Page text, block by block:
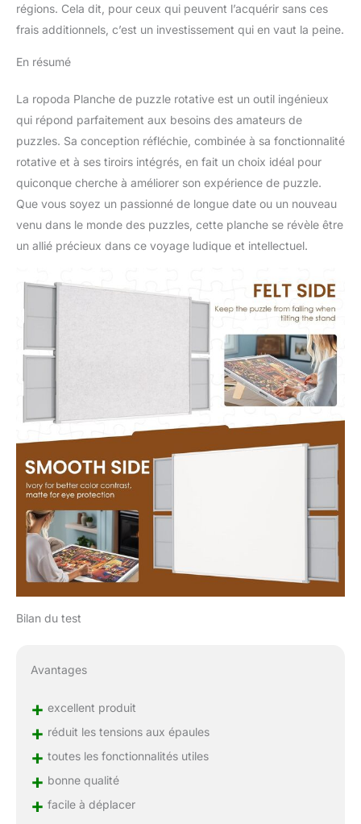
régions. Cela dit, pour ceux qui peuvent l’acquérir sans ces
frais additionnels, c’est un investissement qui en vaut la peine.
En résumé
La ropoda Planche de puzzle rotative est un outil ingénieux
qui répond parfaitement aux besoins des amateurs de
puzzles. Sa conception réfléchie, combinée à sa fonctionnalité
rotative et à ses tiroirs intégrés, en fait un choix idéal pour
quiconque cherche à améliorer son expérience de puzzle.
Que vous soyez un passionné de longue date ou un nouveau
venu dans le monde des puzzles, cette planche se révèle être
un allié précieux dans ce voyage ludique et intellectuel.
Bilan du test
Avantages
+ excellent produit
+ réduit les tensions aux épaules
+ toutes les fonctionnalités utiles
+ bonne qualité
+ facile à déplacer